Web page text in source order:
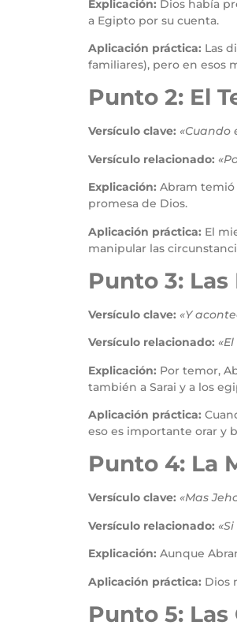
Explicación: Dios había
a Egipto por su cuenta.
Aplicación práctica: Las
familiares), pero en esos
Punto 2: El
Versículo clave: «Cuando
Versículo relacionado:
Explicación: Abram temió
promesa de Dios.
Aplicación práctica: El
manipular las
Punto 3:
Versículo clave: «Y
Versículo relacionado:
Explicación: Por temor,
también a Sarai y a los
Aplicación práctica:
eso es importante orar y
Punto 4: La
Versículo clave: «Mas
Versículo relacionado:
Explicación: Aunque
Aplicación práctica: Dios
Punto 5: